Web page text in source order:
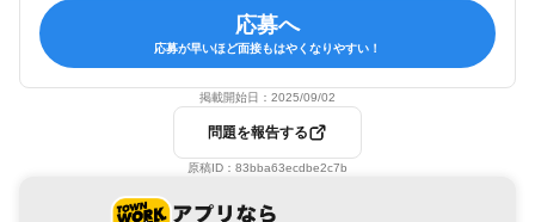
応募へ
応募が早いほど面接もはやくなりやすい！
掲載開始日： 2025/09/02
問題を報告する
原稿ID： 83bba63ecdbe2c7b